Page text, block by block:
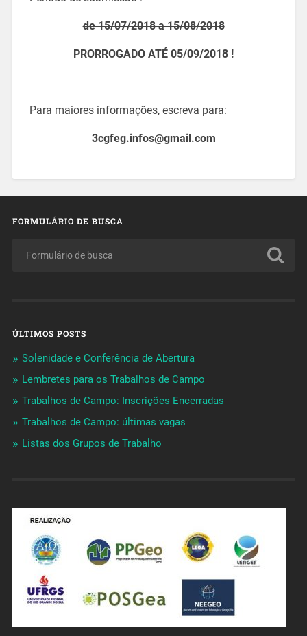
de 15/07/2018 a 15/08/2018
PRORROGADO ATÉ 05/09/2018 !
Para maiores informações, escreva para:
3cgfeg.infos@gmail.com
FORMULÁRIO DE BUSCA
ÚLTIMOS POSTS
Solenidade e Conferência de Abertura
Lembretes para os Trabalhos de Campo
Trabalhos de Campo: Inscrições Encerradas
Trabalhos de Campo: últimas vagas
Listas dos Grupos de Trabalho